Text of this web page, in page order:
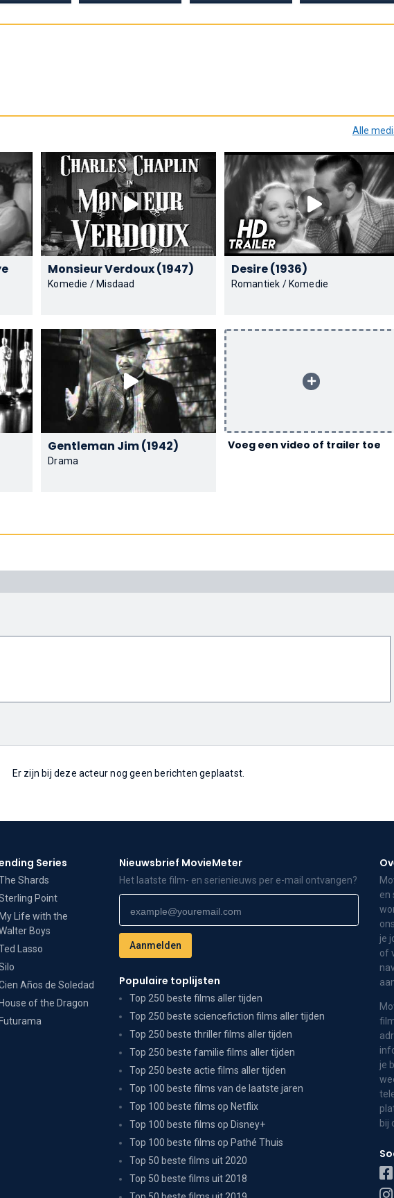
Alle
Monsieur Verdoux (1947)
Komedie / Misdaad
Desire (1936)
Romantiek / Komedie
Gentleman Jim (1942)
Drama
Voeg een video of trailer toe
Er zijn bij deze acteur nog geen berichten geplaatst.
Series
Shards
Point
My Life with the
Boys
Lasso
Años de Soledad
House of the Dragon
Futurama
Nieuwsbrief MovieMeter
Het laatste film- en serienieuws per e-mail ontvangen?
Populaire toplijsten
Top 250 beste films aller tijden
Top 250 beste sciencefiction films aller tijden
Top 250 beste thriller films aller tijden
Top 250 beste familie films aller tijden
Top 250 beste actie films aller tijden
Top 100 beste films van de laatste jaren
Top 100 beste films op Netflix
Top 100 beste films op Disney+
Top 100 beste films op Pathé Thuis
Top 50 beste films uit 2020
Top 50 beste films uit 2018
en
je
of
je
bij